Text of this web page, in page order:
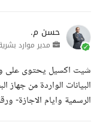
حسن م.
مدير موارد
شيت اكسيل يحتوى على
البيانات الواردة من
الرسمية وايام الاجازة-